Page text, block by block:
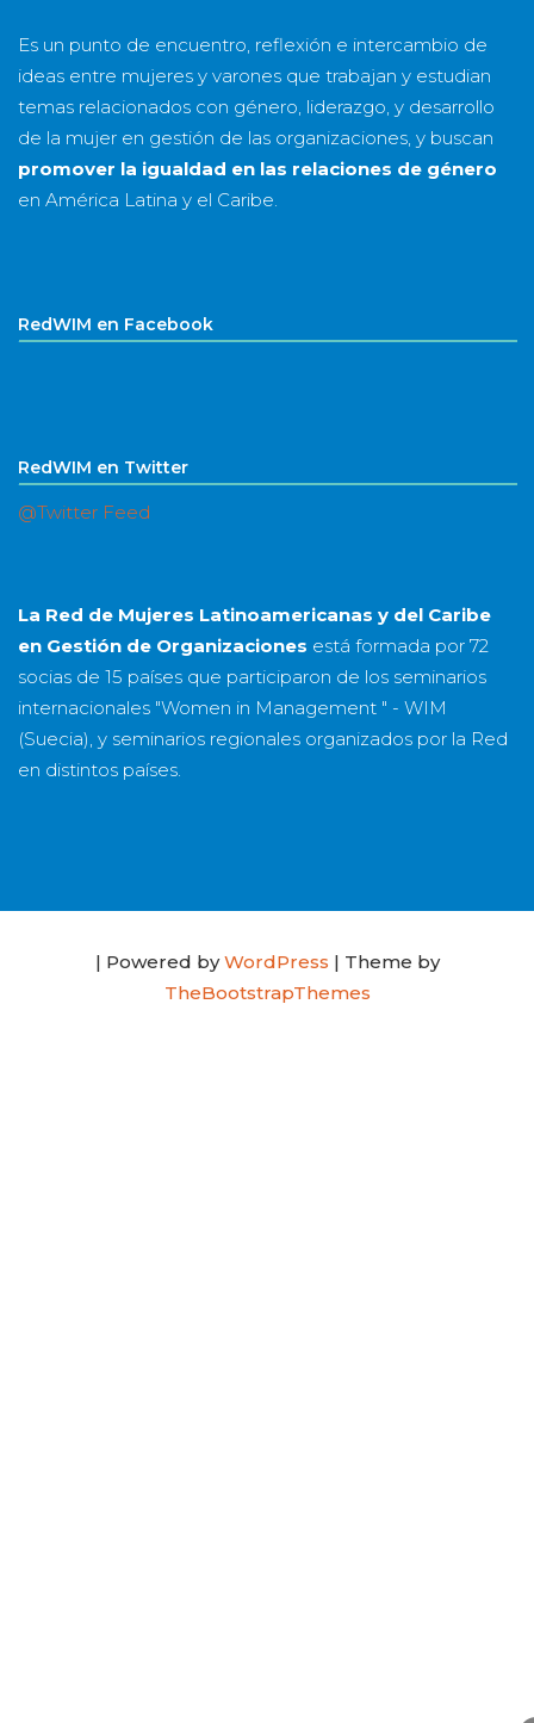
Es un punto de encuentro, reflexión e intercambio de
ideas entre mujeres y varones que trabajan y estudian
temas relacionados con género, liderazgo, y desarrollo
de la mujer en gestión de las organizaciones, y buscan
promover la igualdad en las relaciones de género
en América Latina y el Caribe.
RedWIM en Facebook
RedWIM en Twitter
@Twitter Feed
La Red de Mujeres Latinoamericanas y del Caribe
en Gestión de Organizaciones está formada por 72
socias de 15 países que participaron de los seminarios
internacionales "Women in Management " - WIM
(Suecia), y seminarios regionales organizados por la Red
en distintos países.
| Powered byWordPress | Theme by
TheBootstrapThemes